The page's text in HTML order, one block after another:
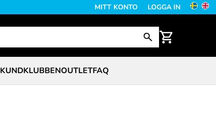
MITT KONTO LOGGA IN
KUNDKLUBBENOUTLETFAQ